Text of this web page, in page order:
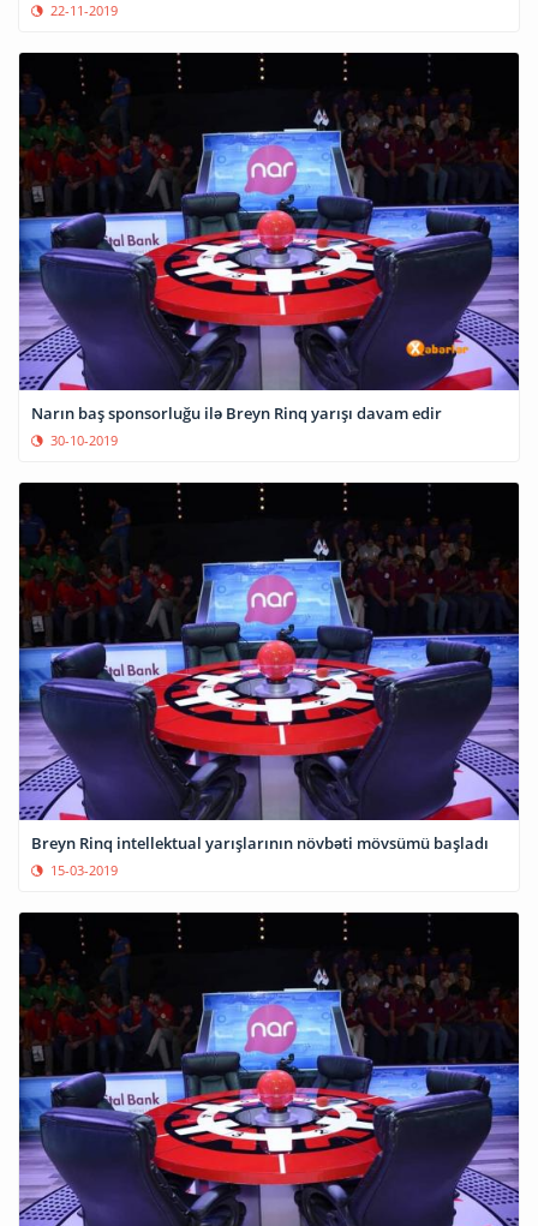
22-11-2019
Narın baş sponsorluğu ilə Breyn Rinq yarışı davam edir
30-10-2019
Breyn Rinq intellektual yarışlarının növbəti mövsümü başladı
15-03-2019